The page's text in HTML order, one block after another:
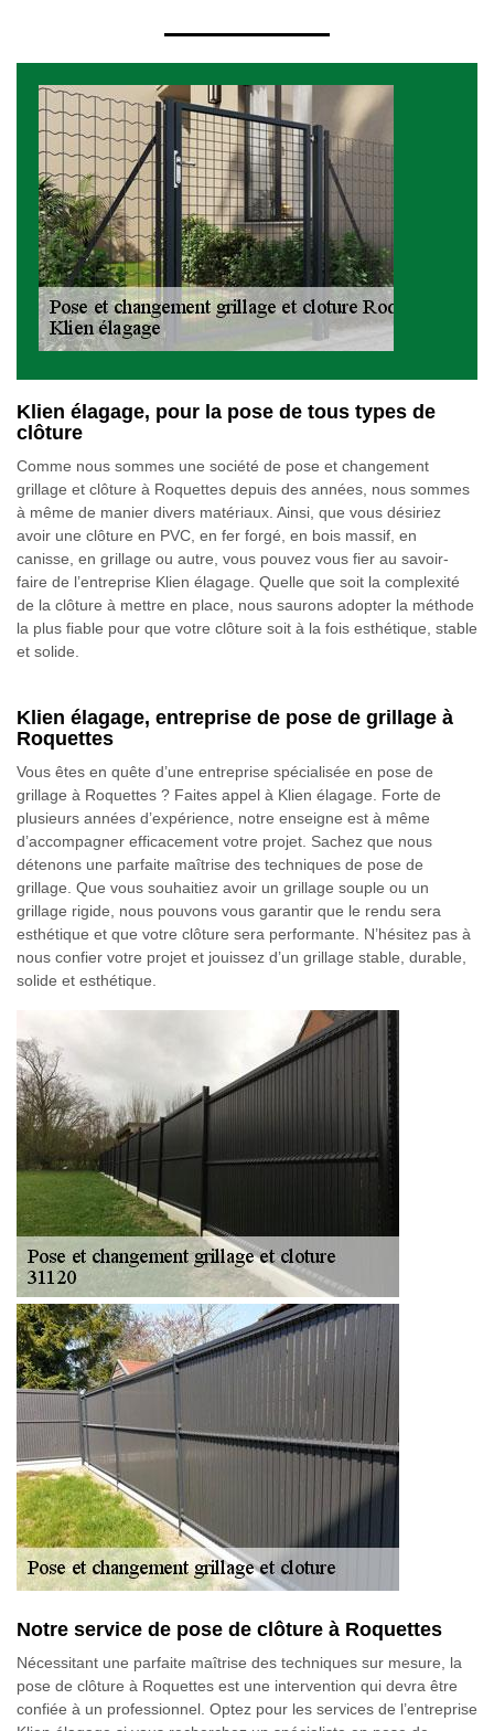
Klien élagage, pour la pose de tous types de
clôture
Comme nous sommes une société de pose et changement
grillage et clôture à Roquettes depuis des années, nous sommes
à même de manier divers matériaux. Ainsi, que vous désiriez
avoir une clôture en PVC, en fer forgé, en bois massif, en
canisse, en grillage ou autre, vous pouvez vous fier au savoir-
faire de l’entreprise Klien élagage. Quelle que soit la complexité
de la clôture à mettre en place, nous saurons adopter la méthode
la plus fiable pour que votre clôture soit à la fois esthétique, stable
et solide.
Klien élagage, entreprise de pose de grillage à
Roquettes
Vous êtes en quête d’une entreprise spécialisée en pose de
grillage à Roquettes ? Faites appel à Klien élagage. Forte de
plusieurs années d’expérience, notre enseigne est à même
d’accompagner efficacement votre projet. Sachez que nous
détenons une parfaite maîtrise des techniques de pose de
grillage. Que vous souhaitiez avoir un grillage souple ou un
grillage rigide, nous pouvons vous garantir que le rendu sera
esthétique et que votre clôture sera performante. N’hésitez pas à
nous confier votre projet et jouissez d’un grillage stable, durable,
solide et esthétique.
Notre service de pose de clôture à Roquettes
Nécessitant une parfaite maîtrise des techniques sur mesure, la
pose de clôture à Roquettes est une intervention qui devra être
confiée à un professionnel. Optez pour les services de l’entreprise